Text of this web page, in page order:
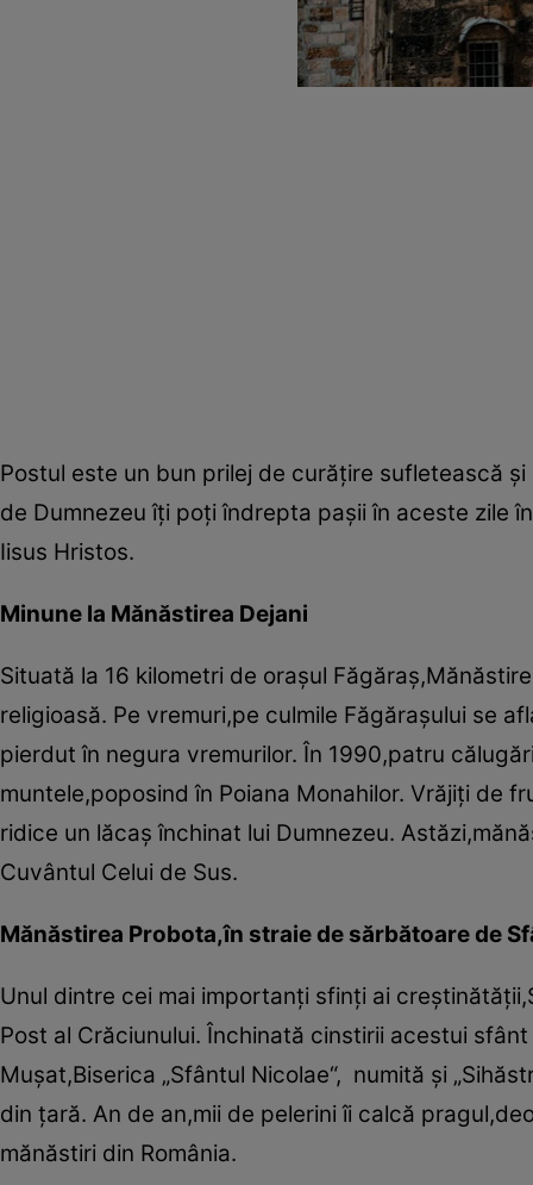
Postul este un bun prilej de curăţire sufletească
de Dumnezeu îţi poţi îndrepta paşii în aceste zile
Iisus Hristos.
Minune la Mănăstirea Dejani
Situată la 16 kilometri de oraşul
religioasă. Pe vremuri,pe culmile Făgăraşului se
pierdut în negura vremurilor. În 1990,patru
muntele,poposind în Poiana Monahilor. Vrăjiţi de
ridice un lăcaş închinat lui Dumnezeu.
Cuvântul Celui de Sus.
Mănăstirea Probota,în straie de sărbătoare de
Unul dintre cei mai importanţi sfinţi ai
Post al Crăciunului. Închinată cinstirii acestui
Muşat,Biserica „Sfântul Nicolae“, numită şi
din ţară. An de an,mii de pelerini îi calcă
mănăstiri din România.